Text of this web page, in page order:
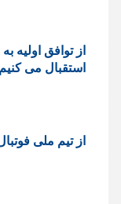
از توافق
استقبال می
از تیم ملی